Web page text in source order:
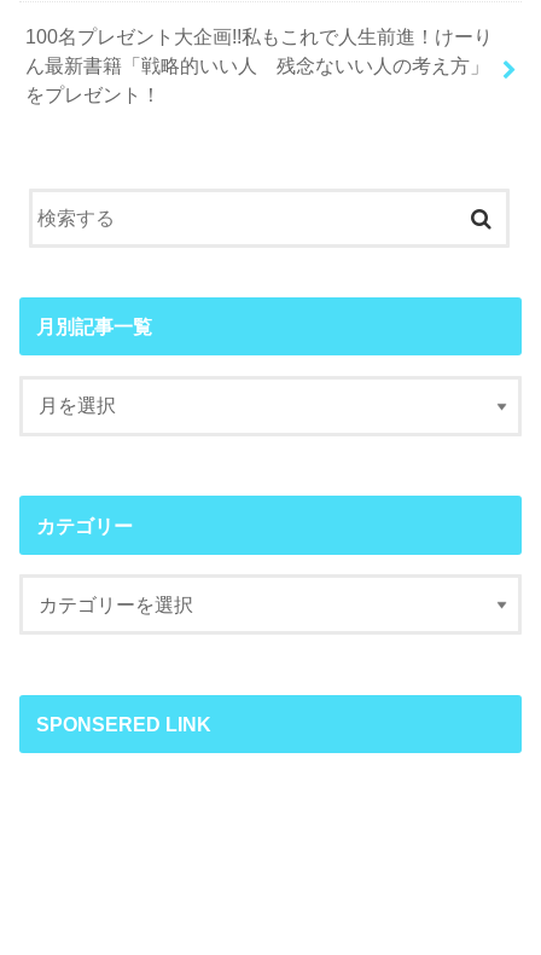
100名プレゼント大企画!!私もこれで人生前進！けーり
ん最新書籍「戦略的いい人 残念ないい人の考え方」
をプレゼント！
月別記事一覧
カテゴリー
SPONSERED LINK